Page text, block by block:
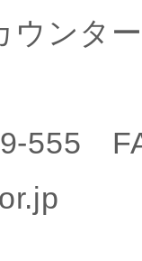
ウンタ
555